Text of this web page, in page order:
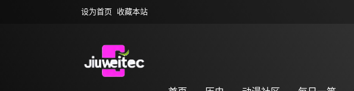
设为首页 收藏本站